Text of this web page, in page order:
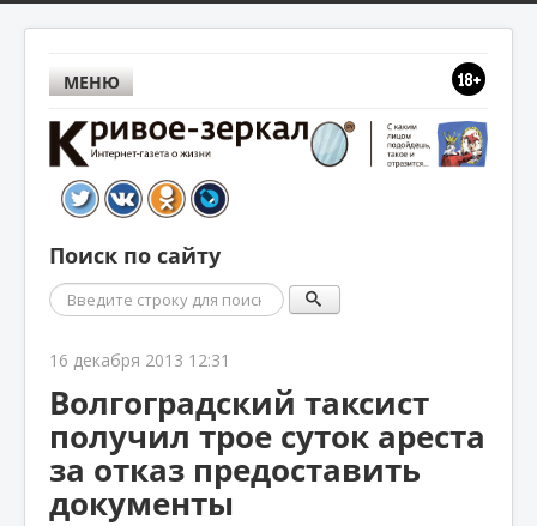
МЕНЮ
Поиск по сайту
Поиск
16 декабря 2013 12:31
Волгоградский таксист
получил трое суток ареста
за отказ предоставить
документы